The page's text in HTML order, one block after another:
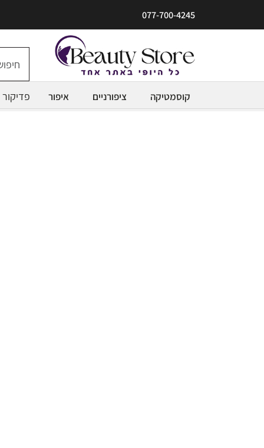
077-700-4245
קוסמטיקה ציפורניים איפור פדיקור